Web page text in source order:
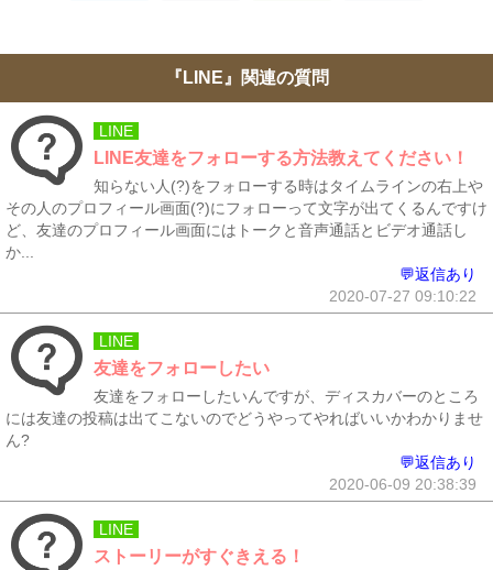
『LINE』関連の質問
LINE
LINE友達をフォローする方法教えてください！
知らない人(?)をフォローする時はタイムラインの右上や
その人のプロフィール画面(?)にフォローって文字が出てくるんですけ
ど、友達のプロフィール画面にはトークと音声通話とビデオ通話し
か...
💬返信あり
2020-07-27 09:10:22
LINE
友達をフォローしたい
友達をフォローしたいんですが、ディスカバーのところ
には友達の投稿は出てこないのでどうやってやればいいかわかりませ
ん?
💬返信あり
2020-06-09 20:38:39
LINE
ストーリーがすぐきえる！